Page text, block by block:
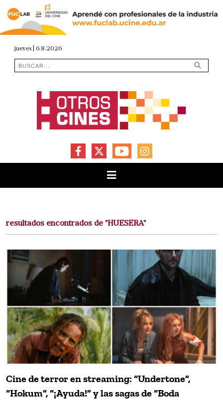
jueves | 6.8.2026
FACEBOOKYOUTUBEINSTAGRAM
resultados encontrados de "HUESERA"
Cine de terror en streaming: “Undertone”,
“Hokum”, “¡Ayuda!” y las sagas de “Boda